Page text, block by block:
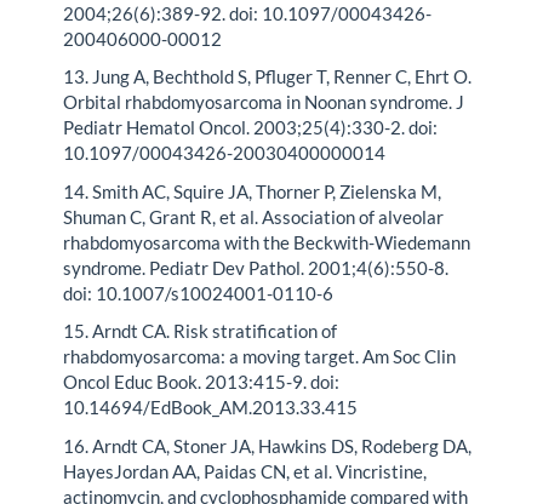
2004;26(6):389-92. doi: 10.1097/00043426-
200406000-00012
13. Jung A, Bechthold S, Pfluger T, Renner C, Ehrt O.
Orbital rhabdomyosarcoma in Noonan syndrome. J
Pediatr Hematol Oncol. 2003;25(4):330-2. doi:
10.1097/00043426-20030400000014
14. Smith AC, Squire JA, Thorner P, Zielenska M,
Shuman C, Grant R, et al. Association of alveolar
rhabdomyosarcoma with the Beckwith-Wiedemann
syndrome. Pediatr Dev Pathol. 2001;4(6):550-8.
doi: 10.1007/s10024001-0110-6
15. Arndt CA. Risk stratification of
rhabdomyosarcoma: a moving target. Am Soc Clin
Oncol Educ Book. 2013:415-9. doi:
10.14694/EdBook_AM.2013.33.415
16. Arndt CA, Stoner JA, Hawkins DS, Rodeberg DA,
HayesJordan AA, Paidas CN, et al. Vincristine,
actinomycin, and cyclophosphamide compared with